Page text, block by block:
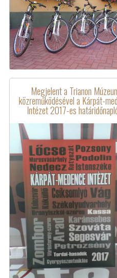
Megjelent a Trianon
közreműködésével a Kárpát-
Intézet 2017-es